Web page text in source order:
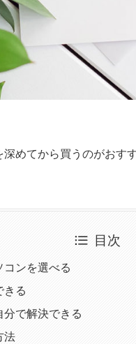
めてから買うのがおす
目次
コンを選べる
きる
で解決できる
法